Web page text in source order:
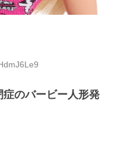
症のバービー人形発